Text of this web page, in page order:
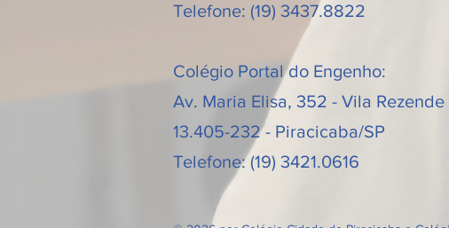
Telefone: (19) 3437.8822
Colégio Portal do Engenho:
Av. Maria Elisa, 352 - Vila Rezende
13.405-232 - Piracicaba/SP
Telefone: (19) 3421.0616